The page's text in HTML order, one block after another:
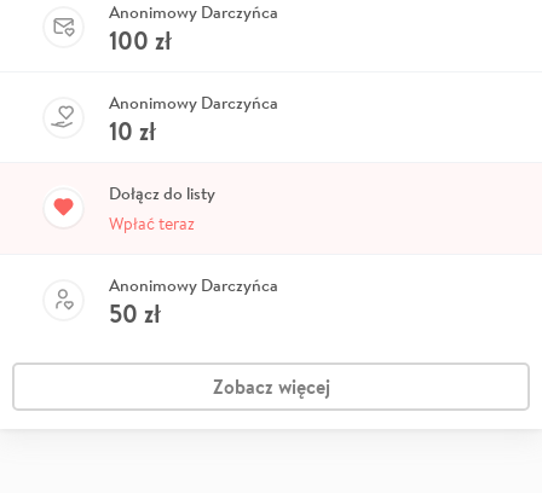
Anonimowy Darczyńca
100 zł
Anonimowy Darczyńca
10 zł
Dołącz do listy
Wpłać teraz
Anonimowy Darczyńca
50 zł
Zobacz więcej